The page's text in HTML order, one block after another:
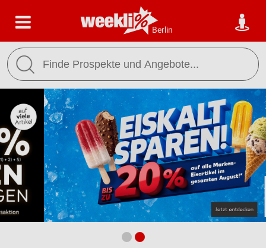
Berlin